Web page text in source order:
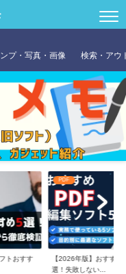
プ・写真・画像 検索・アウ
ソフト5
Kindle端末
Kindle Scribeレビュー
くべ...